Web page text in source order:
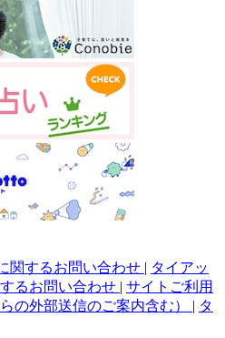
関するお問い合わせ | タイアッ
るお問い合わせ | サイトご利用
の外部送信のご案内含む） | タ